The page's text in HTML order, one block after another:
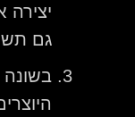
יצירה
גם